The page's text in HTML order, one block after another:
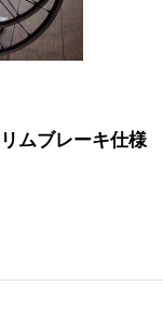
ムブレーキ仕様